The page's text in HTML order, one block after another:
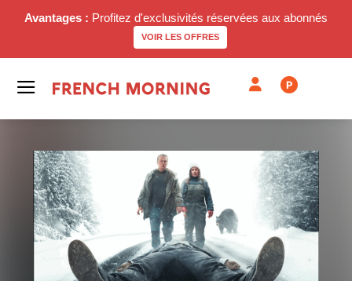
Avantages : Profitez d'exclusivités réservées aux abonnés
VOIR LES OFFRES
P